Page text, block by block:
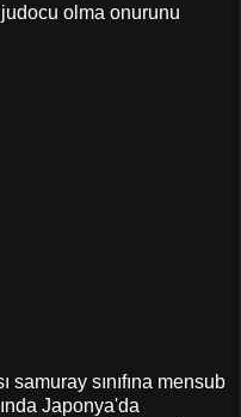
judocu olma onurunu
samuray sınıfına mensub
Japonya'da